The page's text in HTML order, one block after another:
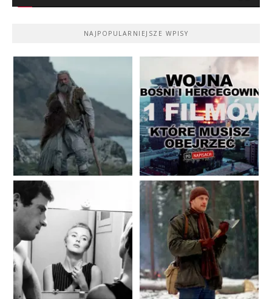
NAJPOPULARNIEJSZE WPISY